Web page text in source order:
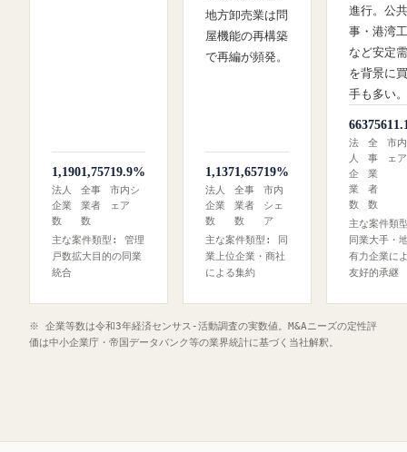
1,190
法人
企業
数
1,757
全事
業者
数
19.9%
市内シ
ェア
主な案件類型: 管理
戸数拡大目的の同業
統合
地方卸売業は問
屋機能の再構築
で再編が頻発。
1,137
法人
企業
数
1,657
全事
業者
数
19%
市内
シェ
ア
主な案件類型: 同
業上位企業・商社
による集約
進行。公
事・港湾
など安定
を背景に
手も多い。
663
法
人
企
業
数
756
全
事
業
者
数
市
ェア
主な案件類
同業大手・
有力企業に
友好的承継
※ 企業等数は令和3年経済センサス‐活動調査の実数値。M&Aニーズの定性評
価は中小企業庁・帝国データバンク等の業界統計に基づく当社解釈。